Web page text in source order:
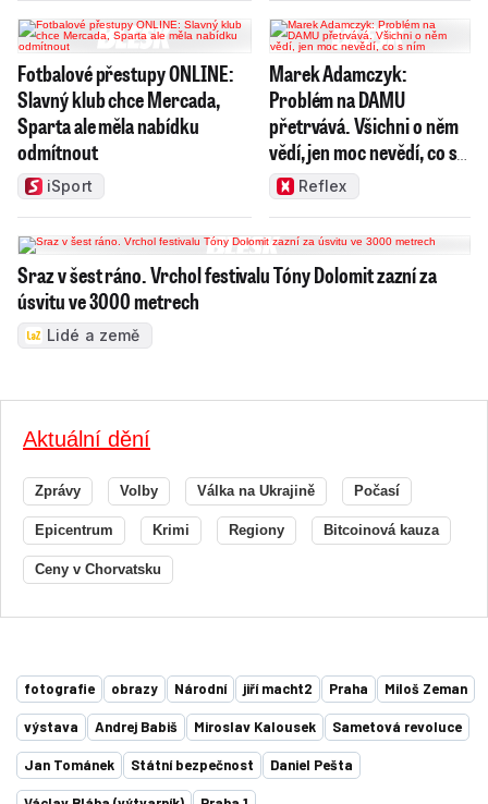
Fotbalové přestupy ONLINE:
Slavný klub chce Mercada,
Sparta ale měla nabídku
odmítnout
iSport
Marek Adamczyk:
Problém na DAMU
přetrvává. Všichni o něm
vědí, jen moc nevědí, co s
nímReflex
Sraz v šest ráno. Vrchol festivalu Tóny Dolomit zazní za
úsvitu ve 3000 metrech
Lidé a země
Aktuální dění
Zprávy Volby Válka na Ukrajině Počasí
Epicentrum Krimi Regiony Bitcoinová kauza
Ceny v Chorvatsku
fotografie obrazy Národní jiří macht2 Praha Miloš Zeman
výstava Andrej Babiš Miroslav Kalousek Sametová revoluce
Jan Tománek Státní bezpečnost Daniel Pešta